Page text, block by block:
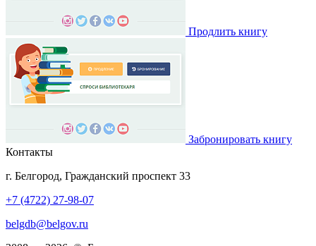
Продлить книгу
Забронировать книгу
Контакты
г. Белгород, Гражданский проспект 33
+7 (4722) 27-98-07
belgdb@belgov.ru